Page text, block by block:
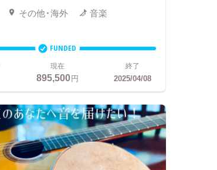
その他・海外 音楽
FUNDED
現在
895,500円
終了
2025/04/08